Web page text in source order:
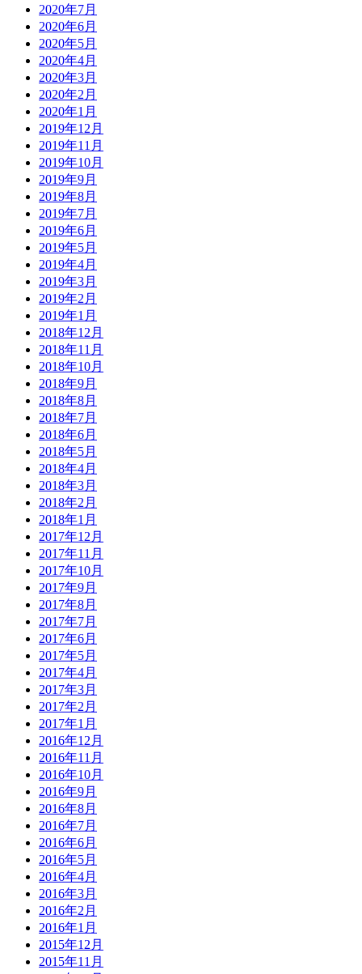
2020年7月
2020年6月
2020年5月
2020年4月
2020年3月
2020年2月
2020年1月
2019年12月
2019年11月
2019年10月
2019年9月
2019年8月
2019年7月
2019年6月
2019年5月
2019年4月
2019年3月
2019年2月
2019年1月
2018年12月
2018年11月
2018年10月
2018年9月
2018年8月
2018年7月
2018年6月
2018年5月
2018年4月
2018年3月
2018年2月
2018年1月
2017年12月
2017年11月
2017年10月
2017年9月
2017年8月
2017年7月
2017年6月
2017年5月
2017年4月
2017年3月
2017年2月
2017年1月
2016年12月
2016年11月
2016年10月
2016年9月
2016年8月
2016年7月
2016年6月
2016年5月
2016年4月
2016年3月
2016年2月
2016年1月
2015年12月
2015年11月